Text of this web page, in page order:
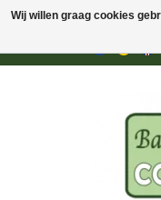
Wij willen graag cookies